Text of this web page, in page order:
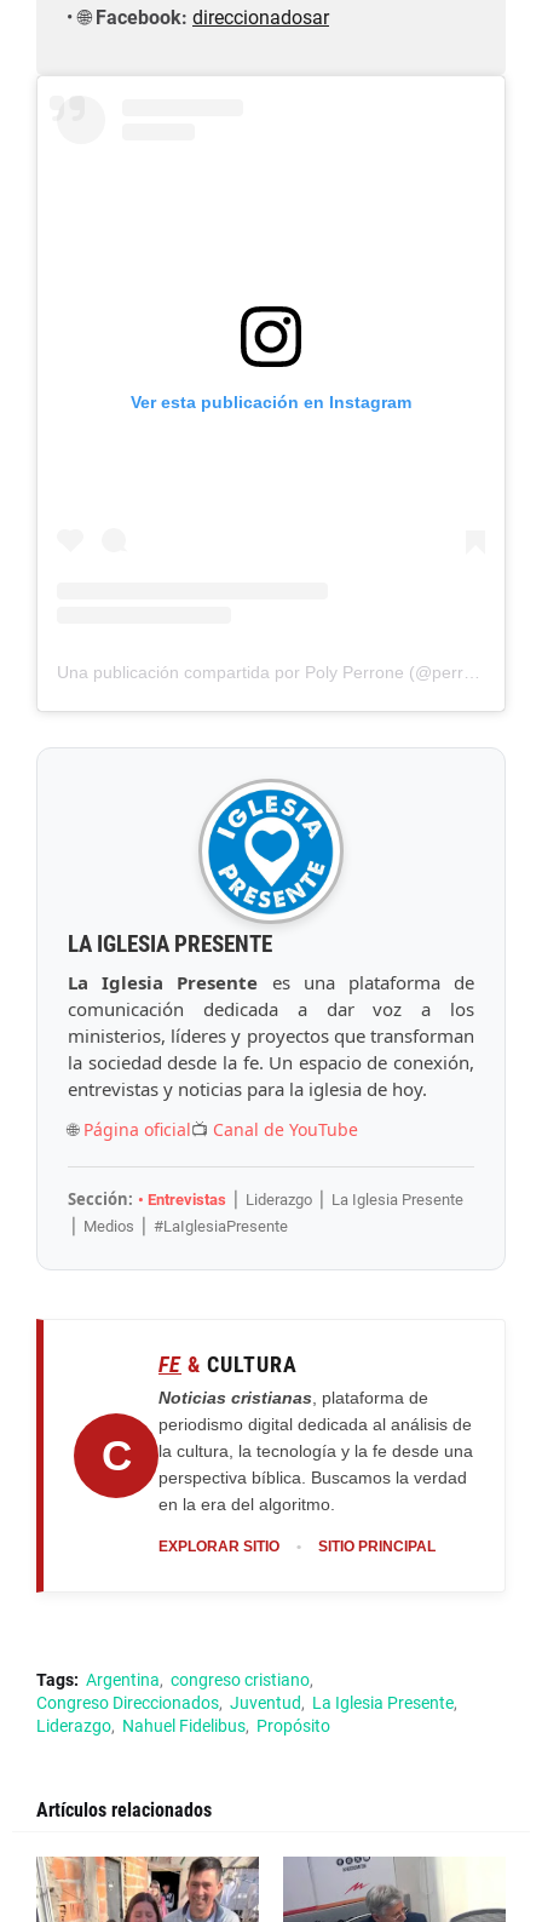
🌐 Facebook: direccionadosar
Ver esta publicación en Instagram
LA IGLESIA PRESENTE
La Iglesia Presente es una plataforma de
comunicación dedicada a dar voz a los
ministerios, líderes y proyectos que transforman
la sociedad desde la fe. Un espacio de conexión,
entrevistas y noticias para la iglesia de hoy.
🌐 Página oficial📺 Canal de YouTube
Sección: • Entrevistas ⎪ Liderazgo ⎪ La Iglesia Presente
⎪ Medios ⎪ #LaIglesiaPresente
C
FE & CULTURA
Noticias cristianas , plataforma de
periodismo digital dedicada al análisis de
la cultura, la tecnología y la fe desde una
perspectiva bíblica. Buscamos la verdad
en la era del algoritmo.
EXPLORAR SITIO • SITIO PRINCIPAL
Tags: Argentina
congreso cristiano
Congreso Direccionados Juventud
La Iglesia Presente
Liderazgo
Nahuel Fidelibus Propósito
Artículos relacionados